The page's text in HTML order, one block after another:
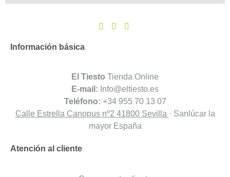
Información básica
El Tiesto Tienda Online
E-mail: Info@eltiesto.es
Teléfono: +34 955 70 13 07
Calle Estrella Canopus nº2 41800 Sevilla · Sanlúcar la
mayor España
Atención al cliente